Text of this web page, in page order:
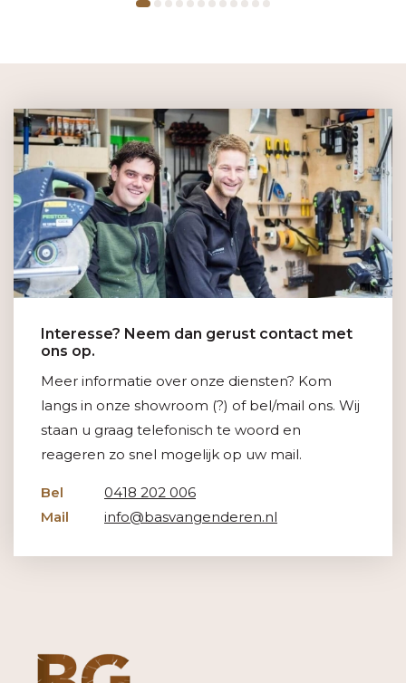
Interesse? Neem dan gerust contact met
ons op.
Meer informatie over onze diensten? Kom
langs in onze showroom (?) of bel/mail ons. Wij
staan u graag telefonisch te woord en
reageren zo snel mogelijk op uw mail.
Bel
0418 202 006
Mail
info@basvangenderen.nl